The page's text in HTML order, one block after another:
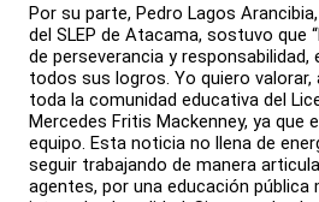
Por su parte, Pedro Lagos
del SLEP de Atacama, sostuvo que
de perseverancia y
todos sus logros. Yo quiero
toda la comunidad educativa del
Mercedes Fritis Mackenney, ya que
equipo. Esta noticia no llena de
seguir trabajando de manera
agentes, por una educación pública